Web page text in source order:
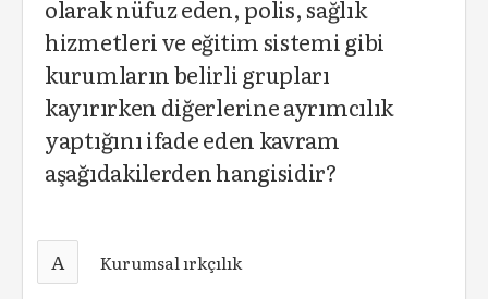
olarak nüfuz eden, polis, sağlık
hizmetleri ve eğitim sistemi gibi
kurumların belirli grupları
kayırırken diğerlerine ayrımcılık
yaptığını ifade eden kavram
aşağıdakilerden hangisidir?
A Kurumsal ırkçılık